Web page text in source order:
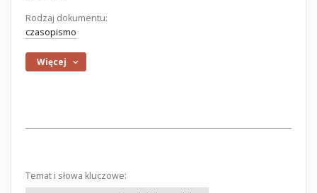
Rodzaj dokumentu:
czasopismo
Więcej
Temat i słowa kluczowe: